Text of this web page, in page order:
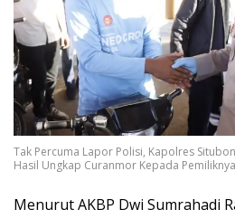
Tak Percuma Lapor Polisi, Kapolres
Hasil Ungkap Curanmor Kepada Pemiliknya
Menurut AKBP Dwi Sumrahadi